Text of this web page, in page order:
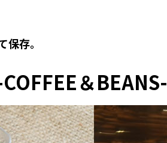
存。
＆BEANS-